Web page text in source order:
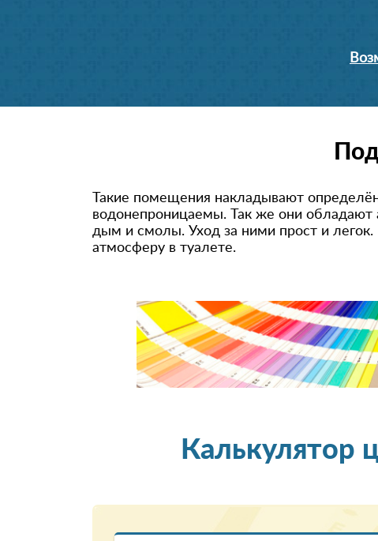
Такие помещения накладывают
водонепроницаемы. Так же они обладают
дым и смолы. Уход за ними прост и
атмосферу в туалете.
Калькулятор